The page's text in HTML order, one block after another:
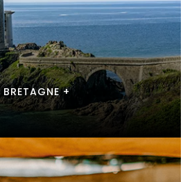
BRETAGNE +